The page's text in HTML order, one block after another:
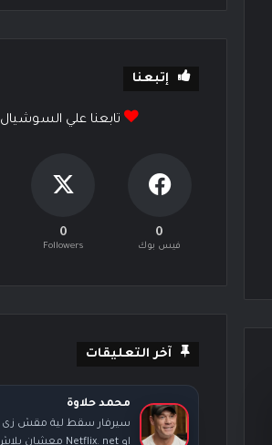
إتبعنا
تابعنا علي السوشيال
0
فيس بوك
0
Followers
آخر التعليقات
محمد حلاوة
او Netflix. net معشان بلاش...